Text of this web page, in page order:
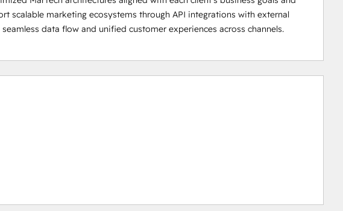
scalable marketing ecosystems through API integrations with external
seamless data flow and unified customer experiences across channels.